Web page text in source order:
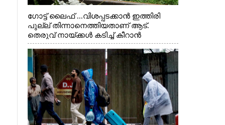
ഗോട്ട് ലൈഫ് ...വിശപ്പടക്കാൻ ഇത്തിരി
പുല്ല് തിന്നാനെത്തിയതാണ് ആട്.
തെരുവ് നായ്ക്കൾ കടിച്ച് കീറാൻ
വന്നതോടെ വയറിന്റെ ആന്തൽ മറന്ന്
ജീവന് വേണ്ടിയായി ഓട്ടം. എറണാകുളം
വാത്തുരുത്തിയിൽ നിന്നുള്ള കാഴ്ച